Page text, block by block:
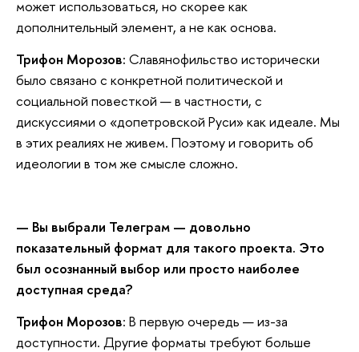
может использоваться, но скорее как
дополнительный элемент, а не как основа.
Трифон Морозов: Славянофильство исторически
было связано с конкретной политической и
социальной повесткой — в частности, с
дискуссиями о «допетровской Руси» как идеале. Мы
в этих реалиях не живем. Поэтому и говорить об
идеологии в том же смысле сложно.
— Вы выбрали Телеграм — довольно
показательный формат для такого проекта. Это
был осознанный выбор или просто наиболее
доступная среда?
Трифон Морозов: В первую очередь — из-за
доступности. Другие форматы требуют больше